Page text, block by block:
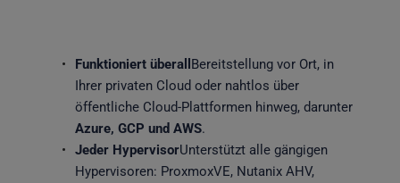
Funktioniert überall Bereitstellung vor Ort, in
Ihrer privaten Cloud oder nahtlos über
öffentliche Cloud-Plattformen hinweg, darunter
Azure, GCP und AWS.
Jeder HypervisorUnterstützt alle gängigen
Hypervisoren: ProxmoxVE, Nutanix AHV,